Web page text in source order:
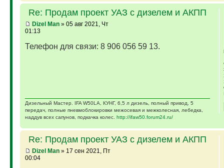
Re: Продам проект УАЗ с дизелем и АКПП
Dizel Man» 05 авг 2021, Чт
01:13
Телефон для связи: 8 906 056 59 13.
Дизельный Мастер. IFA W50LA, КУНГ, 6,5 л дизель, полный привод, 5
передач, полные пневмоблокировки межосевая и межколесная, лебедка,
наддув всех сапунов, подкачка колес. http://ifaw50.forum24.ru/
Re: Продам проект УАЗ с дизелем и АКПП
Dizel Man» 17 сен 2021, Пт
00:04